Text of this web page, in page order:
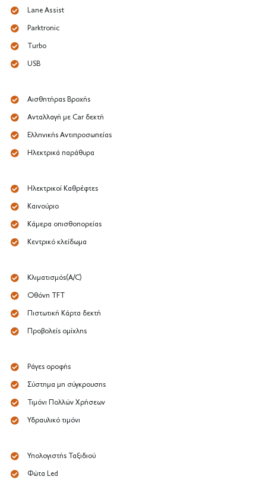
Lane Assist
Parktronic
Turbo
USB
Αισθητήρας Βροχής
Ανταλλαγή με Car δεκτή
Ελληνικής Αντιπροσωπείας
Ηλεκτρικά παράθυρα
Ηλεκτρικοί Καθρέφτες
Καινούριο
Κάμερα οπισθοπορείας
Κεντρικό κλείδωμα
Κλιματισμός(A/C)
Οθόνη TFT
Πιστωτική Κάρτα δεκτή
Προβολείς ομίχλης
Ράγες οροφής
Σύστημα μη σύγκρουσης
Τιμόνι Πολλών Χρήσεων
Υδραυλικό τιμόνι
Υπολογιστής Ταξιδιού
Φώτα Led